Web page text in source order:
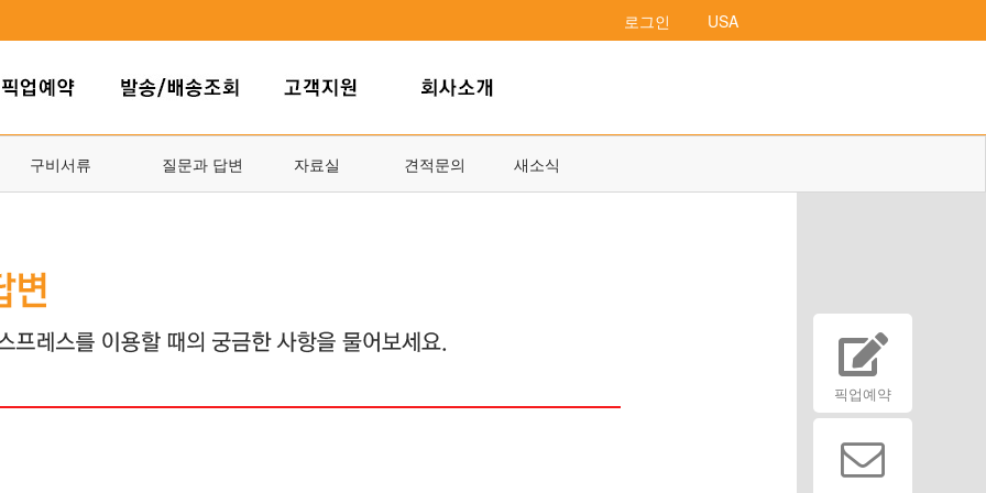
로그인 USA
픽업예약
구비서류 질문과 답변 자료실 견적문의 새소식